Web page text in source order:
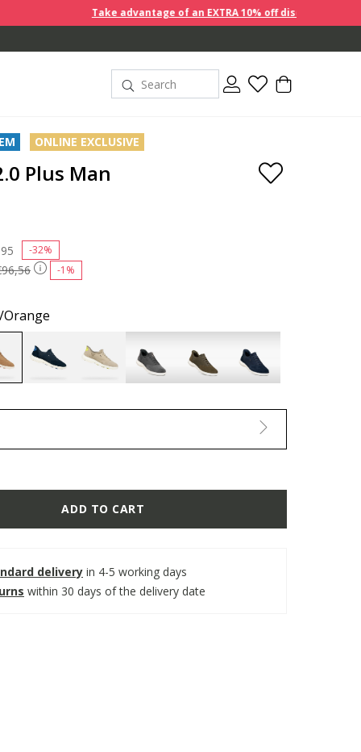
Take advantage of an EXTRA 10% off discount prices when you
ONLINE EXCLUSIVE
Plus Man
-1%
from
-32%
ADD TO CART
delivery in 4-5 working days
within 30 days of the delivery date